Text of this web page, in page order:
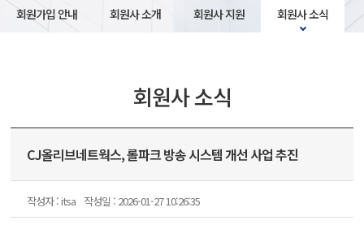
회원가입 안내 회원사 소개 회원사 지원 회원사 소식
회원사 소식
CJ올리브네트웍스, 롤파크 방송 시스템 개선 사업 추진
작성자 : itsa 작성일 : 2026-01-27 10:26:35